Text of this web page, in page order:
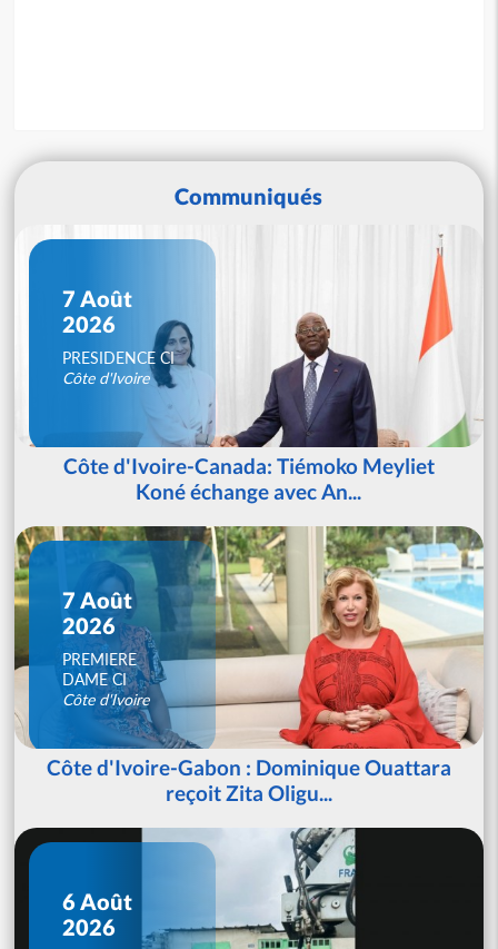
Communiqués
7 Août
2026
PRESIDENCE CI
Côte d'Ivoire
Côte d'Ivoire-Canada: Tiémoko Meyliet
Koné échange avec An...
7 Août
2026
PREMIERE
DAME CI
Côte d'Ivoire
Côte d'Ivoire-Gabon : Dominique Ouattara
reçoit Zita Oligu...
6 Août
2026